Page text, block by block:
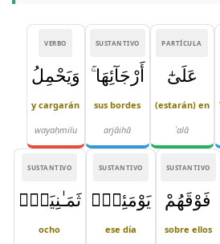
PARTÍCULA
عَلَىٰٓ
(estarán) en
ʿalā
SUSTANTIVO
أَرْجَآئِهَا ۚ
sus bordes
arjāihā
VERBO
وَيَحْمِلُ
y cargarán
wayaḥmilu
SUSTANTIVO
فَوْقَهُمْ
sobre ellos
SUSTANTIVO
يَوْمَئِذٍۢ
ese día
SUSTANTIVO
ثَمَـٰنِيَةٌۭ
ocho